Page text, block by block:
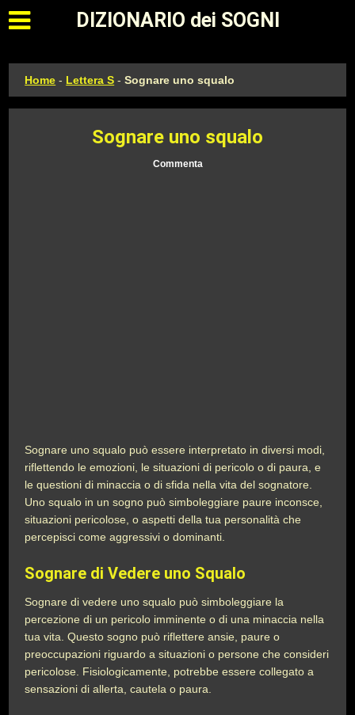
Apri il menu principale
DIZIONARIO dei SOGNI
Home - Lettera S -Sognare uno squalo
Sognare uno squalo
Commenta
Sognare uno squalo può essere interpretato in diversi modi,
riflettendo le emozioni, le situazioni di pericolo o di paura, e
le questioni di minaccia o di sfida nella vita del sognatore.
Uno squalo in un sogno può simboleggiare paure inconsce,
situazioni pericolose, o aspetti della tua personalità che
percepisci come aggressivi o dominanti.
Sognare di Vedere uno Squalo
Sognare di vedere uno squalo può simboleggiare la
percezione di un pericolo imminente o di una minaccia nella
tua vita. Questo sogno può riflettere ansie, paure o
preoccupazioni riguardo a situazioni o persone che consideri
pericolose. Fisiologicamente, potrebbe essere collegato a
sensazioni di allerta, cautela o paura.